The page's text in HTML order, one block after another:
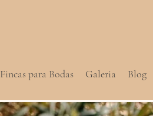
Fincas para Bodas Galeria Blog